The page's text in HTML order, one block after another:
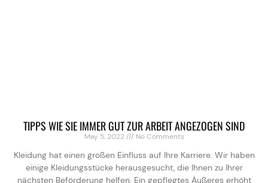
TIPPS WIE SIE IMMER GUT ZUR ARBEIT ANGEZOGEN SIND
May 5, 2022 No Comments
Kleidung hat einen großen Einfluss auf Ihre Karriere. Wir haben
einige Kleidungsstücke herausgesucht, die Ihnen zu Ihrer
nächsten Beförderung helfen. Ein gepflegtes Äußeres erhöht